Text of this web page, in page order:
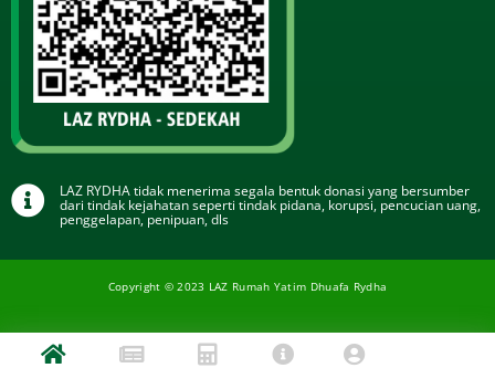
LAZ RYDHA tidak menerima segala bentuk donasi yang bersumber
dari tindak kejahatan seperti tindak pidana, korupsi, pencucian uang,
penggelapan, penipuan, dls
Copyright © 2023 LAZ Rumah Yatim Dhuafa Rydha